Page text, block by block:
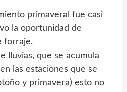
primaveral fue casi
la oportunidad de
forraje.
lluvias, que se acumula
las estaciones que se
y primavera) esto no